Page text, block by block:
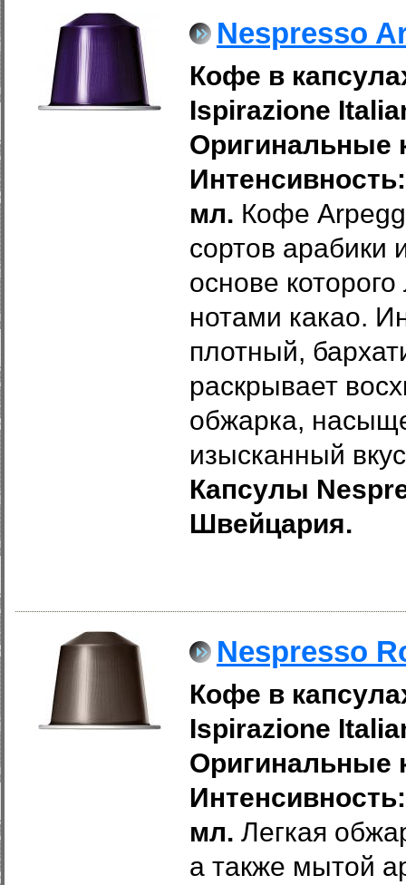
Nespresso
Кофе в
Ispirazione
Оригинальные
мл. Кофе
сортов
основе
нотами какао.
плотный,
раскрывает
обжарка,
изысканный
Капсулы
Швейцария.
Nespresso
Кофе в
Ispirazione
Оригинальные
мл. Легкая
а также мытой